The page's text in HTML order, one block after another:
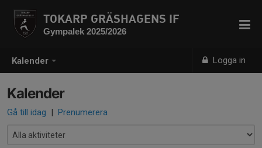
Kalender Logga in
TOKARP GRÄSHAGENS IF
Gympalek 2025/2026
Kalender
Gå till idag | Prenumerera